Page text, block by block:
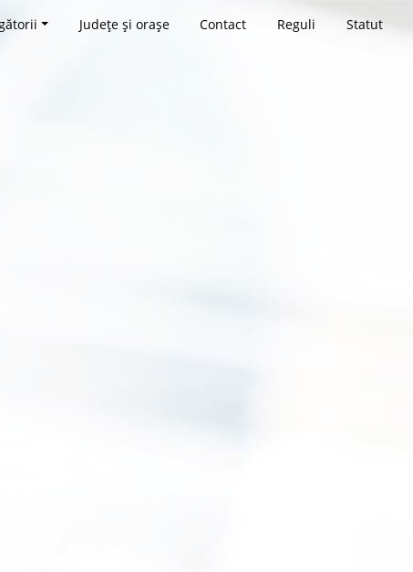
Județe și orașe Contact Reguli Statut